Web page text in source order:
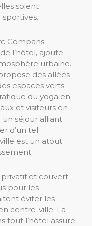
soient
Compans-
l’hôtel, ajoute
urbaine.
des allées
espaces verts
du yoga en
et visiteurs en
séjour alliant
d’un tel
est un atout
et couvert
pour les
éviter les
centre-ville. La
tout l’hôtel assure